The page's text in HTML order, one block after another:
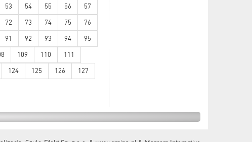
53 54 55 56 57
72 73 74 75 76
91 92 93 94 95
109 110 111
124 125 126 127